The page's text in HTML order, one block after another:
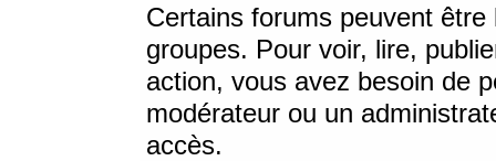
Certains forums peuvent être
groupes. Pour voir, lire,
action, vous avez besoin de
modérateur ou un
accès.